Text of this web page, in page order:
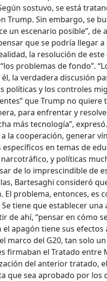
sostuvo, se está
Sin embargo, se
un escenario posible”, de
que se podría llegar
la resolución de
problemas de fondo”.
la verdadera discusión
políticas y los controles
que Trump no quiere
para enfrentar y
más tecnología”,
la cooperación, generar
en temas de
y políticas
de lo imprescindible de
Bartesaghi consideró
El problema, entonces, es
tiene que establecer
de ahí, “pensar en cómo
el apagón tiene sus
marco del G20, tan solo
firmaban el Tratado entre
del anterior tratado,
que sea aprobado por los